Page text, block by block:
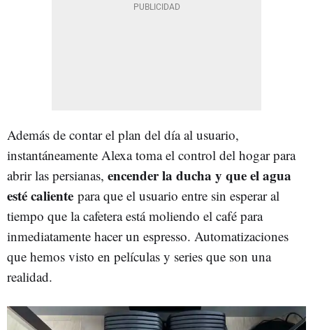
Además de contar el plan del día al usuario,
instantáneamente Alexa toma el control del hogar para
abrir las persianas, encender la ducha y que el agua
esté caliente para que el usuario entre sin esperar al
tiempo que la cafetera está moliendo el café para
inmediatamente hacer un espresso. Automatizaciones
que hemos visto en películas y series que son una
realidad.